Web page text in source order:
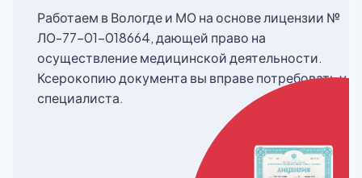
Работаем в Вологде и МО на основе лицензии №
ЛО-77-01-018664, дающей право на
осуществление медицинской деятельности.
Ксерокопию документа вы вправе потребовать у
специалиста.